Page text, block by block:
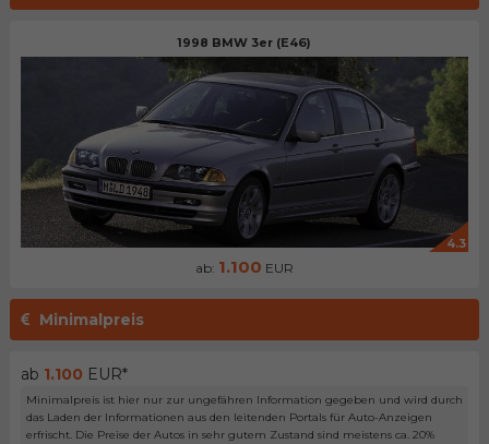
1998 BMW 3er (E46)
4.3
ab: 1.100 EUR
Minimalpreis
ab 1.100 EUR*
Minimalpreis ist hier nur zur ungefähren Information gegeben und wird durch
das Laden der Informationen aus den leitenden Portals für Auto-Anzeigen
erfrischt. Die Preise der Autos in sehr gutem Zustand sind meistens ca. 20%